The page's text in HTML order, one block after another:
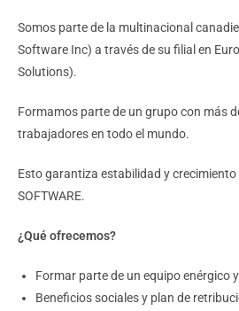
Somos parte de la multinacional
Software Inc) a través de su filial en
Solutions).
Formamos parte de un grupo con más
trabajadores en todo el mundo.
Esto garantiza estabilidad y crecimiento
SOFTWARE.
¿Qué ofrecemos?
Formar parte de un equipo enérgico
Beneficios sociales y plan de